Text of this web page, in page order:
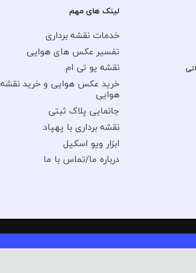
لینک های مهم
خدمات نقشه برداری
تفسیر عکس های هوایی
نقشه یو تی ام
خرید عکس هوایی و خرید نقشه
هوایی
جانمایی پلاک ثبتی
نقشه برداری با پهپاد
ابزار ویو اسکیل
درباره ما/تماس با ما